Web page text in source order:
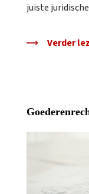
juiste
Verder